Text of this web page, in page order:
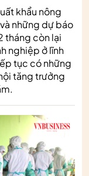
khẩu nông
những dự báo
tháng còn lại
nghiệp ở lĩnh
tục có những
tăng trưởng